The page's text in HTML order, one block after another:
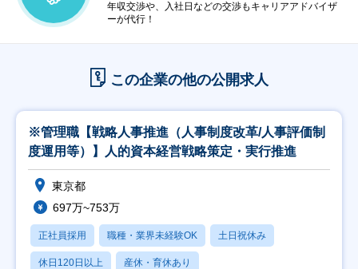
年収交渉や、入社日などの交渉もキャリアアドバイザ
ーが代行！
この企業の他の公開求人
※管理職【戦略人事推進（人事制度改革/人事評価制
度運用等）】人的資本経営戦略策定・実行推進
東京都
697万~753万
正社員採用 職種・業界未経験OK 土日祝休み
休日120日以上 産休・育休あり